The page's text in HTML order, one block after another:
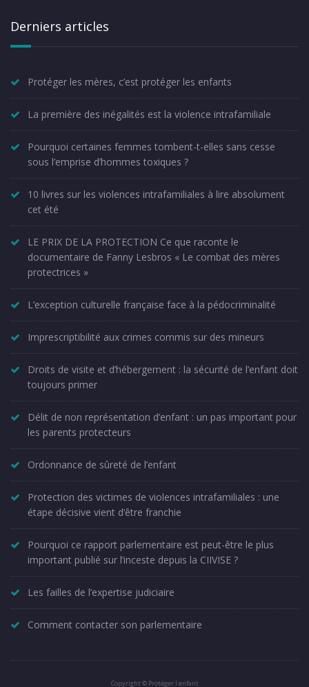
Derniers articles
Protéger les mères, c’est protéger les enfants
La première des inégalités est la violence intrafamiliale
Pourquoi certaines femmes tombent-t-elles sans cesse
sous l’emprise d’hommes toxiques ?
10 livres sur les violences intrafamiliales à lire absolument
cet été
LE PRIX DE LA PROTECTION Ce que raconte le
documentaire de Fanny Lesbros « Le combat des mères
protectrices »
L’exception culturelle française face à la pédocriminalité
Imprescriptibilité aux crimes commis sur des mineurs
Droits de visite et d’hébergement : la sécurité de l’enfant doit
toujours primer
Délit de non représentation d’enfant : un pas important pour
les parents protecteurs
Ordonnance de sûreté de l’enfant
Protection des victimes de violences intrafamiliales : une
étape décisive vient d’être franchie
Pourquoi ce rapport parlementaire est peut-être le plus
important publié sur l’inceste depuis la CIIVISE ?
Les failles de l’expertise judiciaire
Comment contacter son parlementaire
Copyright © Protéger l enfant